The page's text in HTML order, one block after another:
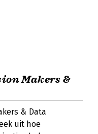
Makers &
& Data
uit hoe